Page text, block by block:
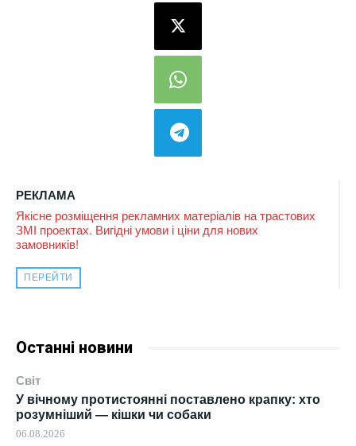
РЕКЛАМА
Якісне розміщення рекламних матеріалів на трастових
ЗМІ проектах. Вигідні умови і ціни для нових
замовників!
ПЕРЕЙТИ
Останні новини
Світ
У вічному протистоянні поставлено крапку: хто
розумніший — кішки чи собаки
06.08.2026